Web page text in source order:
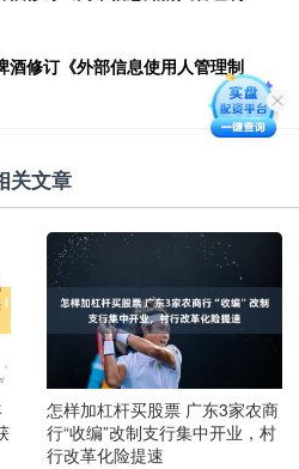
酒修订《外部信息使用人管理制
关文章
怎样加杠杆买股票 广东3家农商
行“收编”改制支行集中开业，村
行改革化险提速